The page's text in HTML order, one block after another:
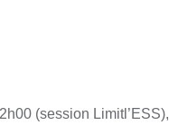
(session Limitl’ESS),